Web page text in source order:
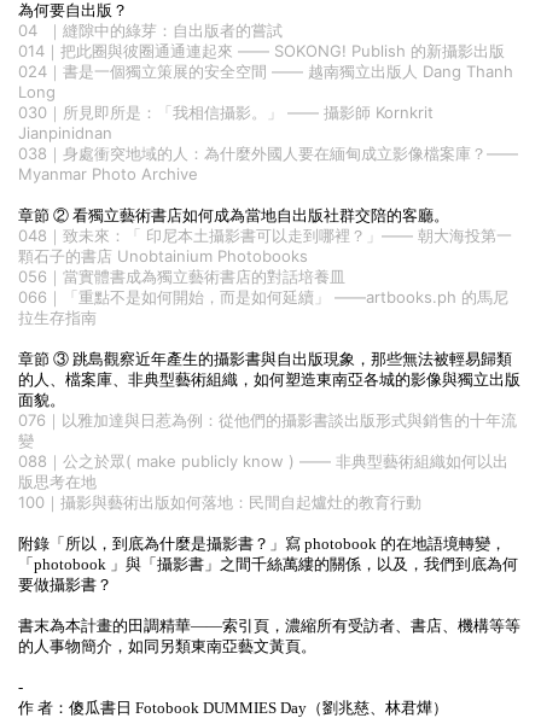
為何要自出版？
04 ｜縫隙中的綠芽：自出版者的嘗試
014｜把此圈與彼圈通通連起來 —— SOKONG! Publish 的新攝影出版
024｜書是一個獨立策展的安全空間 —— 越南獨立出版人 Dang Thanh
Long
030｜所見即所是：「我相信攝影。」 —— 攝影師 Kornkrit
Jianpinidnan
038｜身處衝突地域的人：為什麼外國人要在緬甸成立影像檔案庫？——
Myanmar Photo Archive
章節 ② 看獨立藝術書店如何成為當地自出版社群交陪的客廳。
048｜致未來：「 印尼本土攝影書可以走到哪裡？」 —— 朝大海投第一
顆石子的書店 Unobtainium Photobooks
056｜當實體書成為獨立藝術書店的對話培養皿
066｜「重點不是如何開始，而是如何延續」 ——artbooks.ph 的馬尼
拉生存指南
章節 ③ 跳島觀察近年產生的攝影書與自出版現象，那些無法被輕易歸類
的人、檔案庫、非典型藝術組織，如何塑造東南亞各城的影像與獨立出版
面貌。
076｜以雅加達與日惹為例：從他們的攝影書談出版形式與銷售的十年流
變
088｜公之於眾( make publicly know ) —— 非典型藝術組織如何以出
版思考在地
100｜攝影與藝術出版如何落地：民間自起爐灶的教育行動
附錄「所以，到底為什麼是攝影書？」寫 photobook 的在地語境轉變，
「photobook 」與「攝影書」之間千絲萬縷的關係，以及，我們到底為何
要做攝影書？
書末為本計畫的田調精華——索引頁，濃縮所有受訪者、書店、機構等等
的人事物簡介，如同另類東南亞藝文黃頁。
-
作 者：傻瓜書日 Fotobook DUMMIES Day（劉兆慈、林君燁）